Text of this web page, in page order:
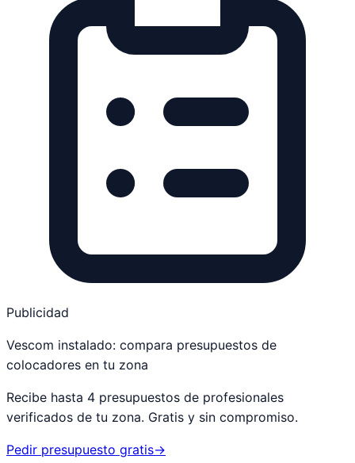
Publicidad
Vescom instalado: compara presupuestos de
colocadores en tu zona
Recibe hasta 4 presupuestos de profesionales
verificados de tu zona. Gratis y sin compromiso.
Pedir presupuesto gratis→